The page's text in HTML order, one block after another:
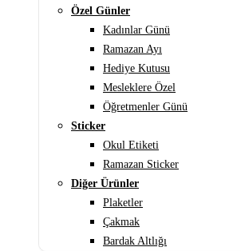
Özel Günler
Kadınlar Günü
Ramazan Ayı
Hediye Kutusu
Mesleklere Özel
Öğretmenler Günü
Sticker
Okul Etiketi
Ramazan Sticker
Diğer Ürünler
Plaketler
Çakmak
Bardak Altlığı